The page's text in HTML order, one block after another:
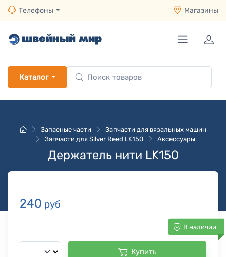
Телефоны Магазины
Каталог
Запасные части
Запчасти для вязальных машин
Запчасти для Silver Reed LK150
Аксессуары
Держатель нити LK150
240 руб
В наличии
Купить